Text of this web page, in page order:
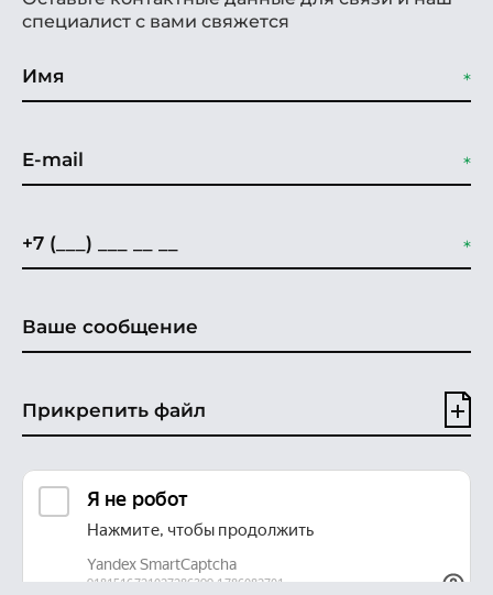
специалист с вами свяжется
Прикрепить файл